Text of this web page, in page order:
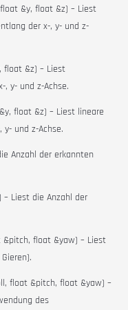
&y, float &z) – Liest
der x-, y- und z-
float &z) – Liest
y- und z-Achse.
float &z) – Liest lineare
und z-Achse.
Anzahl der erkannten
– Liest die Anzahl der
&pitch, float &yaw) – Liest
float &pitch, float &yaw) –
des